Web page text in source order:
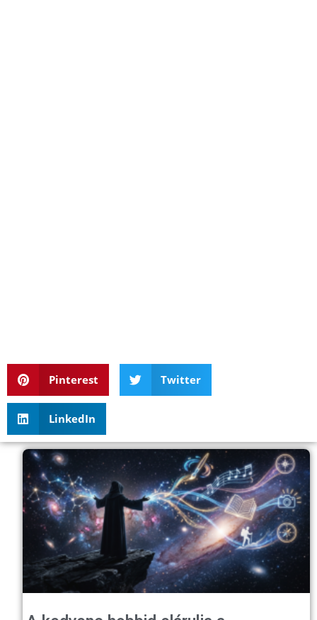
Pinterest Twitter
LinkedIn